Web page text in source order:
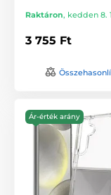
Raktáron, kedden 8.
3 755 Ft
Ár-érték arány